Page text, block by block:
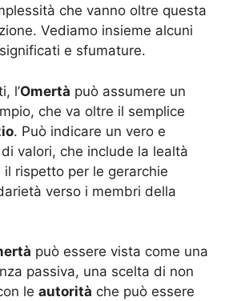
che vanno oltre questa
Vediamo insieme alcuni
e sfumature.
l’Omertà può assumere un
che va oltre il semplice
. Può indicare un vero e
valori, che include la lealtà
il rispetto per le gerarchie
verso i membri della
può essere vista come una
passiva, una scelta di non
le autorità che può essere